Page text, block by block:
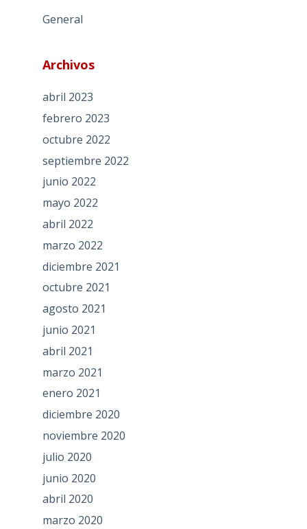
General
Archivos
abril 2023
febrero 2023
octubre 2022
septiembre 2022
junio 2022
mayo 2022
abril 2022
marzo 2022
diciembre 2021
octubre 2021
agosto 2021
junio 2021
abril 2021
marzo 2021
enero 2021
diciembre 2020
noviembre 2020
julio 2020
junio 2020
abril 2020
marzo 2020